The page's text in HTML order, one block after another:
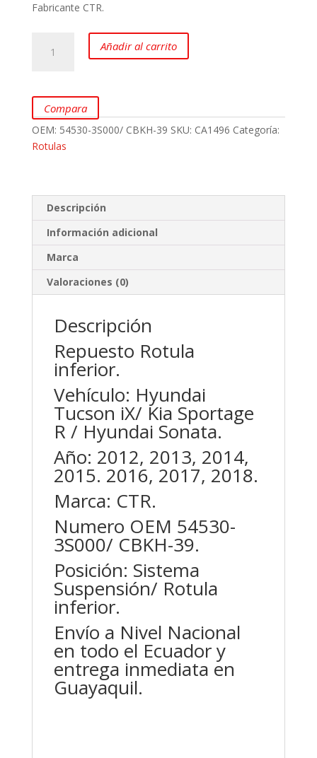
Fabricante CTR.
inferior
Tucson
iX,
Kia
Sportage
Hyundai
Sonata
marca
CTR
cantidad
Añadir al carrito
Compara
OEM: 54530-3S000/ CBKH-39 SKU: CA1496 Categoría:
Rotulas
Descripción
Información adicional
Marca
Valoraciones (0)
Descripción
Repuesto Rotula
inferior.
Vehículo: Hyundai
Tucson iX/ Kia Sportage
R / Hyundai Sonata.
Año: 2012, 2013, 2014,
2015. 2016, 2017, 2018.
Marca: CTR.
Numero OEM 54530-
3S000/ CBKH-39.
Posición: Sistema
Suspensión/ Rotula
inferior.
Envío a Nivel Nacional
en todo el Ecuador y
entrega inmediata en
Guayaquil.